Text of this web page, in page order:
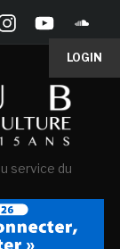
LOGIN
service du